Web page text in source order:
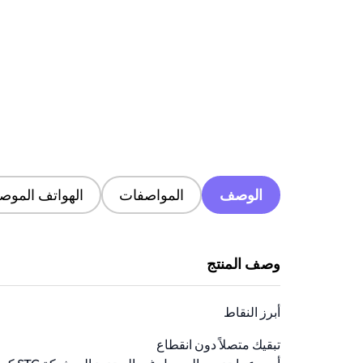
الوصف المواصفات الهواتف
وصف المنتج
أبرز النقاط
تبقيك متصلاً دون انقطاع